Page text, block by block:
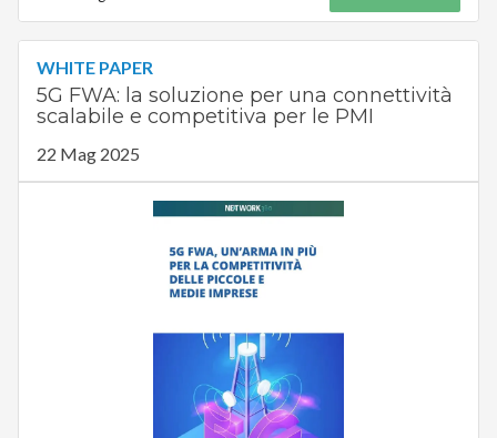
WHITE PAPER
5G FWA: la soluzione per una connettività
scalabile e competitiva per le PMI
22 Mag 2025